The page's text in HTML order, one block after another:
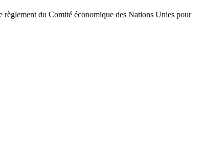
règlement du Comité économique des Nations Unies pour